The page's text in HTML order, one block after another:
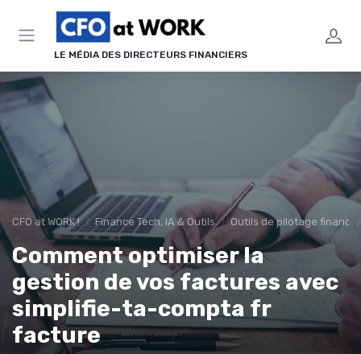
LE MÉDIA DES DIRECTEURS FINANCIERS
CFO at WORK ! Finance Tech, IA & Outils Outils de pilotage
Comment optimiser la
gestion de vos factures avec
simplifie-ta-compta fr
facture
Panneau de gestion des cookies